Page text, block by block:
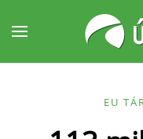
Fő tartalom
EU